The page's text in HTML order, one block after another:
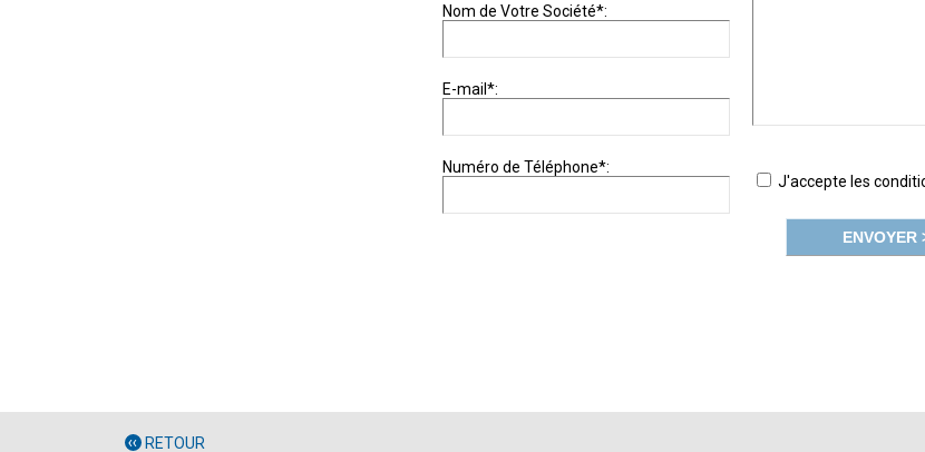
Nom de Votre Société*:
E-mail*:
Numéro de Téléphone*:
J'accepte les
RETOUR